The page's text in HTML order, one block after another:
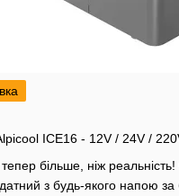
ICE16 - 12V / 24V /
більше, ніж
з будь-якого напою